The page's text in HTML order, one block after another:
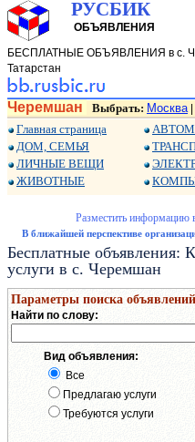
РУСБИК
ОБЪЯВЛЕНИЯ
БЕСПЛАТНЫЕ ОБЪЯВЛЕНИЯ в с.
Татарстан
Черемшан Выбрать: Москва|
Главная страница
ДОМ, СЕМЬЯ
ЛИЧНЫЕ ВЕЩИ
ЖИВОТНЫЕ
Разместить информацию
В ближайшей перспективе
Бесплатные
услуги в с. Черемшан
Параметры поиска объявлений
Найти по слову:
Вид объявления:
Все
Предлагаю услуги
Требуются услуги